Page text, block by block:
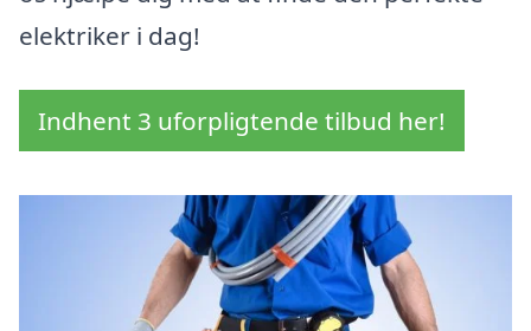
elektriker i dag!
Indhent 3 uforpligtende tilbud her!